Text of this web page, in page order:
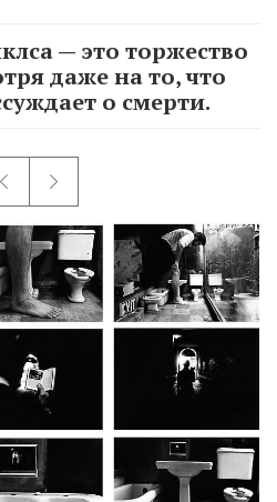
— это торжество
даже на то, что
о смерти.